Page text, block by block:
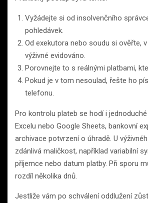
Vyžádejte si od insolvenčního
pohledávek.
Od exekutora nebo soudu si ověřte,
výživné evidováno.
Porovnejte to s reálnými platbami,
Pokud je v tom nesoulad, řešte ho
telefonu.
Pro kontrolu plateb se hodí i
Excelu nebo Google Sheets, bankovní
archivace potvrzení o úhradě. U
zdánlivá maličkost, například variabilní
příjemce nebo datum platby. Při sporu
rozdíl několika dnů.
Jestliže vám po schválení oddlužení